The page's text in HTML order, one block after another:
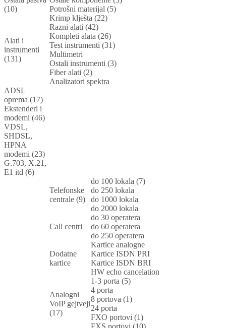
(10)
Potrošni materijal (5)
Alati i
instrumenti
(131)
Krimp klješta (22)
Razni alati (42)
Kompleti alata (26)
Test instrumenti (31)
Multimetri
Ostali instrumenti (3)
Fiber alati (2)
Analizatori spektra
ADSL
oprema (17)
Ekstenderi i
modemi (46)
VDSL,
SHDSL,
HPNA
modemi (23)
G.703, X.21,
E1 itd (6)
Telefonske
centrale (9)
do 100 lokala (7)
do 250 lokala
do 1000 lokala
do 2000 lokala
Call centri
do 30 operatera
do 60 operatera
do 250 operatera
Dodatne
kartice
Kartice analogne
Kartice ISDN PRI
Kartice ISDN BRI
HW echo cancelation
Analogni
VoIP gejtveji
(17)
1-3 porta (5)
4 porta
8 portova (1)
24 porta
FXO portovi (1)